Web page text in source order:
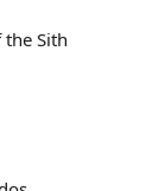
the Sith